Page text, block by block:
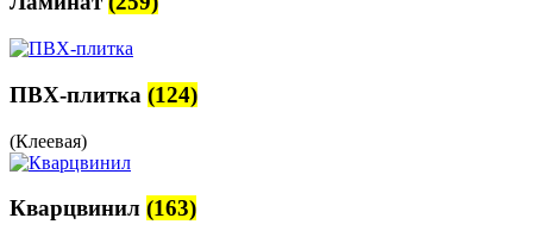
ПВХ-плитка (124)
(Клеевая)
Кварцвинил (163)